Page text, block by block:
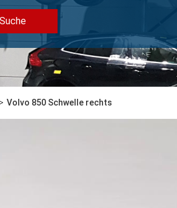
Suche
Volvo 850 Schwelle rechts